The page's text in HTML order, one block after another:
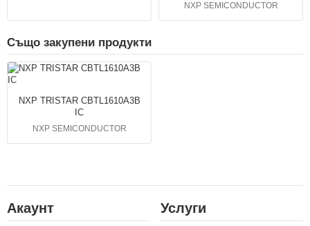
NXP SEMICONDUCTOR
Също закупени продукти
NXP TRISTAR CBTL1610A3B
IC
NXP SEMICONDUCTOR
Акаунт Услуги